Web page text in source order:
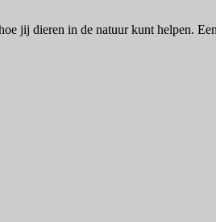
jij dieren in de natuur kunt helpen.